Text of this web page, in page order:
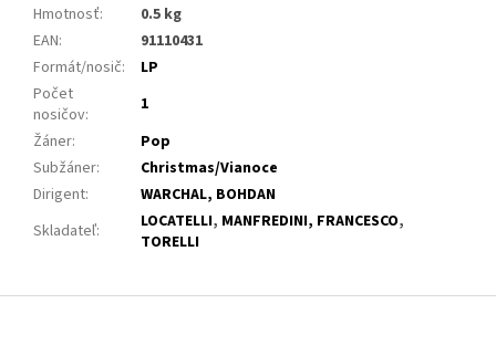
Hmotnosť:
0.5 kg
EAN:
91110431
Formát/nosič:
LP
Počet
nosičov:
1
Žáner:
Pop
Subžáner:
Christmas/Vianoce
Dirigent:
WARCHAL, BOHDAN
Skladateľ: LOCATELLI, MANFREDINI, FRANCESCO,
TORELLI